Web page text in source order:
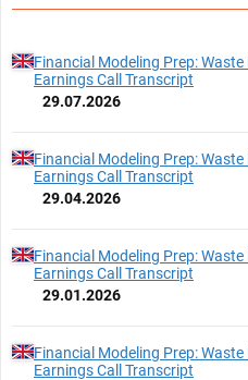
Financial Modeling Prep:
Earnings Call Transcript
29.07.2026
Financial Modeling Prep:
Earnings Call Transcript
29.04.2026
Financial Modeling Prep:
Earnings Call Transcript
29.01.2026
Financial Modeling Prep:
Earnings Call Transcript